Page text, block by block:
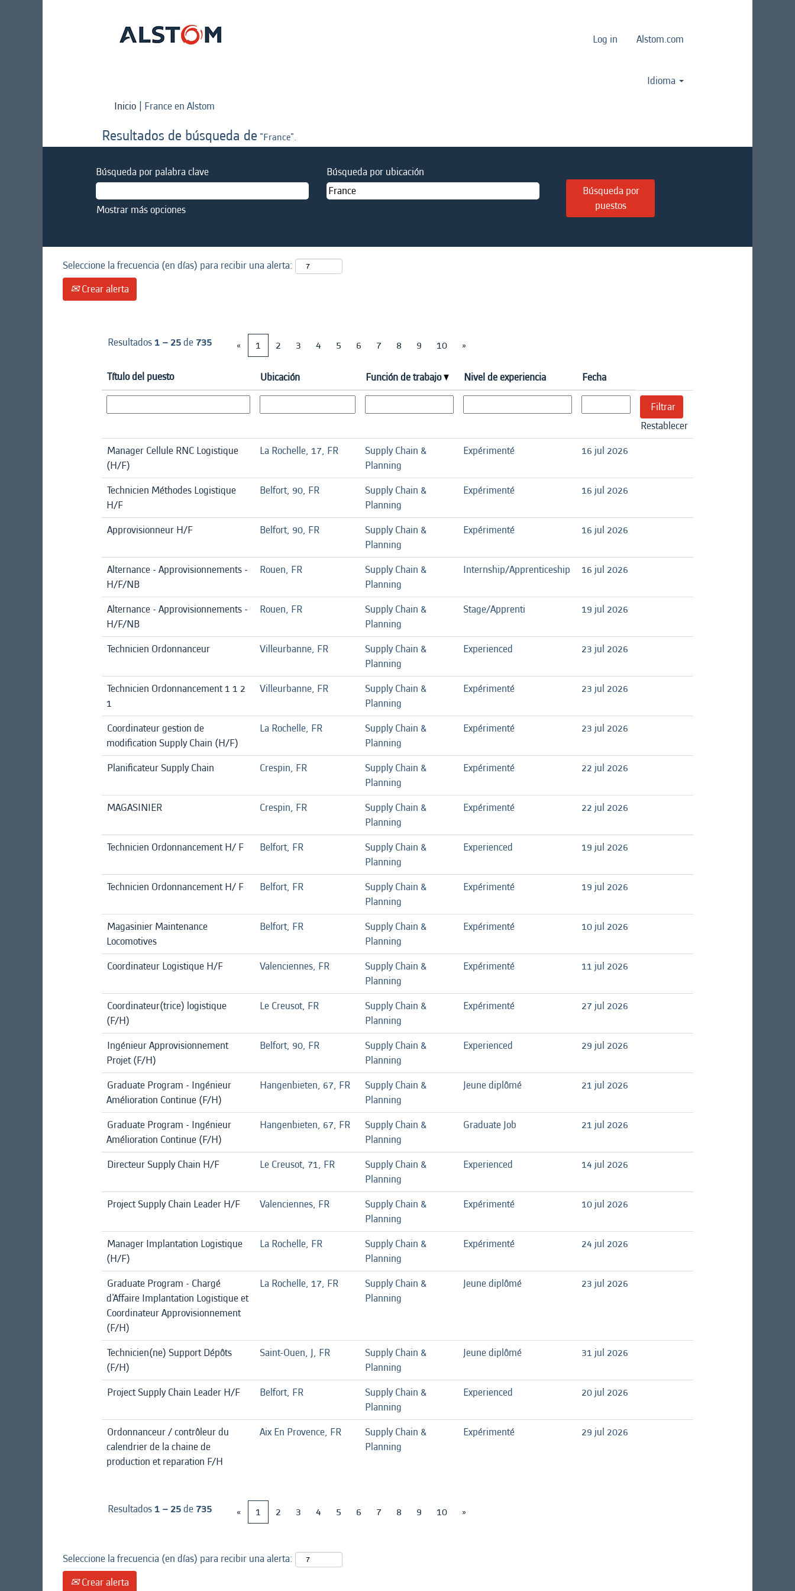
Log in Alstom.com
Idioma
Inicio | France en Alstom
Resultados de búsqueda de "France".
Búsqueda por palabra clave Búsqueda por ubicación
Mostrar más opciones
Seleccione la frecuencia (en días) para recibir una alerta:
Crear alerta
Resultados1 – 25de 735 « 1 2 3 4 5 6 7 8 9 10 »
Título del puesto Ubicación Función de trabajo Nivel de experiencia Fecha
Restablecer
Manager Cellule RNC Logistique
(H/F)
La Rochelle, 17, FR
Supply Chain &
Planning
Expérimenté 16 jul 2026
Technicien Méthodes Logistique
H/F
Belfort, 90, FR
Supply Chain &
Planning
Expérimenté 16 jul 2026
Approvisionneur H/F Belfort, 90, FR
Supply Chain &
Planning
Expérimenté 16 jul 2026
Alternance - Approvisionnements -
H/F/NB
Rouen, FR
Supply Chain &
Planning
Internship/Apprenticeship 16 jul 2026
Alternance - Approvisionnements -
H/F/NB
Rouen, FR
Supply Chain &
Planning
Stage/Apprenti 19 jul 2026
Technicien Ordonnanceur Villeurbanne, FR
Supply Chain &
Planning
Experienced 23 jul 2026
Technicien Ordonnancement 1 1 2
1
Villeurbanne, FR
Supply Chain &
Planning
Expérimenté 23 jul 2026
Coordinateur gestion de
modification Supply Chain (H/F)
La Rochelle, FR
Supply Chain &
Planning
Expérimenté 23 jul 2026
Planificateur Supply Chain Crespin, FR
Supply Chain &
Planning
Expérimenté 22 jul 2026
MAGASINIER Crespin, FR
Supply Chain &
Planning
Expérimenté 22 jul 2026
Technicien Ordonnancement H/ F Belfort, FR
Supply Chain &
Planning
Experienced 19 jul 2026
Technicien Ordonnancement H/ F Belfort, FR
Supply Chain &
Planning
Expérimenté 19 jul 2026
Magasinier Maintenance
Locomotives
Belfort, FR
Supply Chain &
Planning
Expérimenté 10 jul 2026
Coordinateur Logistique H/F Valenciennes, FR
Supply Chain &
Planning
Expérimenté 11 jul 2026
Coordinateur(trice) logistique
(F/H)
Le Creusot, FR
Supply Chain &
Planning
Expérimenté 27 jul 2026
Ingénieur Approvisionnement
Projet (F/H)
Belfort, 90, FR
Supply Chain &
Planning
Experienced 29 jul 2026
Graduate Program - Ingénieur
Amélioration Continue (F/H)
Hangenbieten, 67, FR
Supply Chain &
Planning
Jeune diplômé 21 jul 2026
Graduate Program - Ingénieur
Amélioration Continue (F/H)
Hangenbieten, 67, FR
Supply Chain &
Planning
Graduate Job 21 jul 2026
Directeur Supply Chain H/F Le Creusot, 71, FR
Supply Chain &
Planning
Experienced 14 jul 2026
Project Supply Chain Leader H/F Valenciennes, FR
Supply Chain &
Planning
Expérimenté 10 jul 2026
Manager Implantation Logistique
(H/F)
La Rochelle, FR
Supply Chain &
Planning
Expérimenté 24 jul 2026
Graduate Program - Chargé
d'Affaire Implantation Logistique et
Coordinateur Approvisionnement
(F/H)
La Rochelle, 17, FR
Supply Chain &
Planning
Jeune diplômé 23 jul 2026
Technicien(ne) Support Dépôts
(F/H)
Saint-Ouen, J, FR
Supply Chain &
Planning
Jeune diplômé 31 jul 2026
Project Supply Chain Leader H/F Belfort, FR
Supply Chain &
Planning
Experienced 20 jul 2026
Ordonnanceur / contrôleur du
calendrier de la chaine de
production et reparation F/H
Aix En Provence, FR
Supply Chain &
Planning
Expérimenté 29 jul 2026
Resultados1 – 25de 735 « 1 2 3 4 5 6 7 8 9 10 »
Seleccione la frecuencia (en días) para recibir una alerta:
Crear alerta